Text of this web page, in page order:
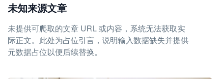
未知来源文章
未提供可爬取的文章 URL 或内容，系统无法获取实
际正文。此处为占位引言，说明输入数据缺失并提供
元数据占位以便后续替换。